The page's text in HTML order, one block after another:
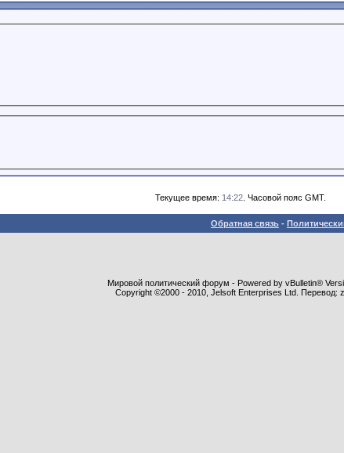
Текущее время: 14:22 . Часовой пояс GMT.
Обратная связь -
Мировой политический форум - Powered by vBulletin®
Copyright ©2000 - 2010, Jelsoft Enterprises Ltd. Перевод: